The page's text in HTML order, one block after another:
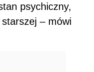
psychiczny,
– mówi